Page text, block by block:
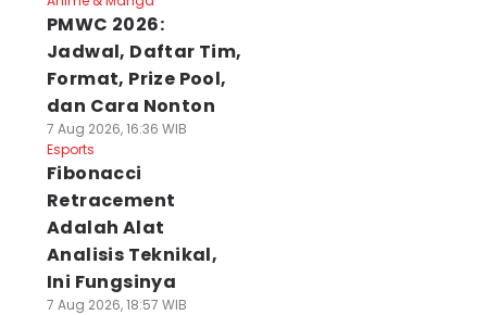
PMWC 2026:
Jadwal, Daftar Tim,
Format, Prize Pool,
dan Cara Nonton
7 Aug 2026, 16:36 WIB
Esports
Fibonacci
Retracement
Adalah Alat
Analisis Teknikal,
Ini Fungsinya
7 Aug 2026, 18:57 WIB